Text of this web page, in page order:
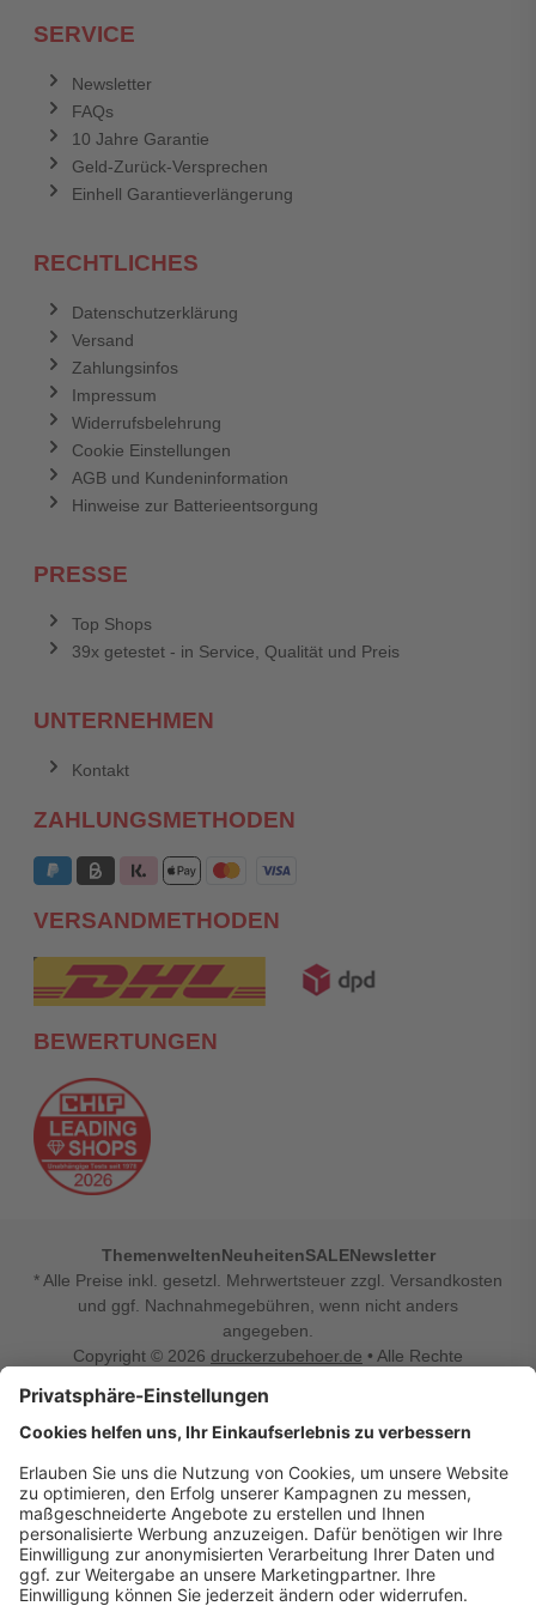
SERVICE
Newsletter
FAQs
10 Jahre Garantie
Geld-Zurück-Versprechen
Einhell Garantieverlängerung
RECHTLICHES
Datenschutzerklärung
Versand
Zahlungsinfos
Impressum
Widerrufsbelehrung
Cookie Einstellungen
AGB und Kundeninformation
Hinweise zur Batterieentsorgung
PRESSE
Top Shops
39x getestet - in Service, Qualität und Preis
UNTERNEHMEN
Kontakt
ZAHLUNGSMETHODEN
VERSANDMETHODEN
BEWERTUNGEN
ThemenweltenNeuheitenSALENewsletter
* Alle Preise inkl. gesetzl. Mehrwertsteuer zzgl. Versandkosten
und ggf. Nachnahmegebühren, wenn nicht anders
angegeben.
Copyright © 2026 druckerzubehoer.de • Alle Rechte
Vertrag widerrufen
Druckerzubehoer.de – preiswerte Qualität für Ihr Office
Sie sind auf der Suche nach dem passenden Druckerzubehör
oder Zubehör für das Büro, den Computer oder Ihr
Smartphone? Dann sind Sie bei Druckerzubehoer.de genau
richtig! Unser breites Sortiment bietet unter anderem Tinte
und Toner für alle gängigen Druckermodelle – großer sowie
kleiner Hersteller. Zugleich sind wir Ihr Online Fachhandel für